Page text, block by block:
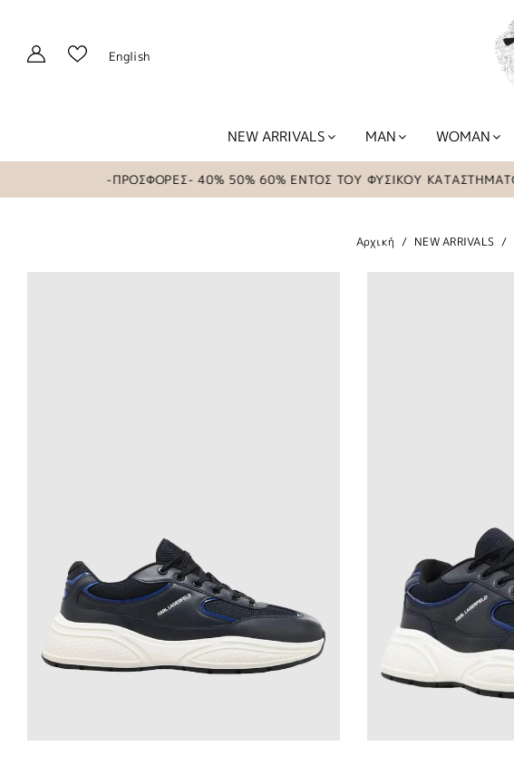
English
NEW ARRIVALS MAN WOMAN
-ΠΡΟΣΦΟΡΕΣ- 40% 50% 60% ΕΝΤΟΣ ΤΟΥ ΦΥΣΙΚΟΥ ΚΑΤΑΣΤΗΜΑΤΟΣ
Αρχική NEW ARRIVALS